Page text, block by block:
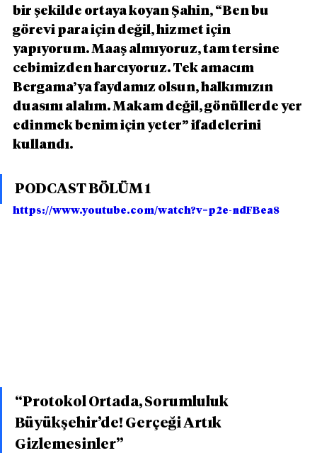
bir şekilde ortaya koyan Şahin, “Ben bu
görevi para için değil, hizmet için
yapıyorum. Maaş almıyoruz, tam tersine
cebimizden harcıyoruz. Tek amacım
Bergama’ya faydamız olsun, halkımızın
duasını alalım. Makam değil, gönüllerde yer
edinmek benim için yeter” ifadelerini
kullandı.
PODCAST BÖLÜM 1
https://www.youtube.com/watch?v=p2e-ndFBea8
“Protokol Ortada, Sorumluluk
Büyükşehir’de! Gerçeği Artık
Gizlemesinler”